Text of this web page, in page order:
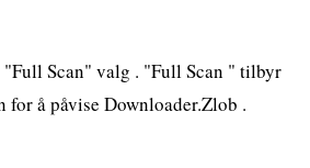
Scan" valg . "Full Scan " tilbyr
for å påvise Downloader.Zlob .